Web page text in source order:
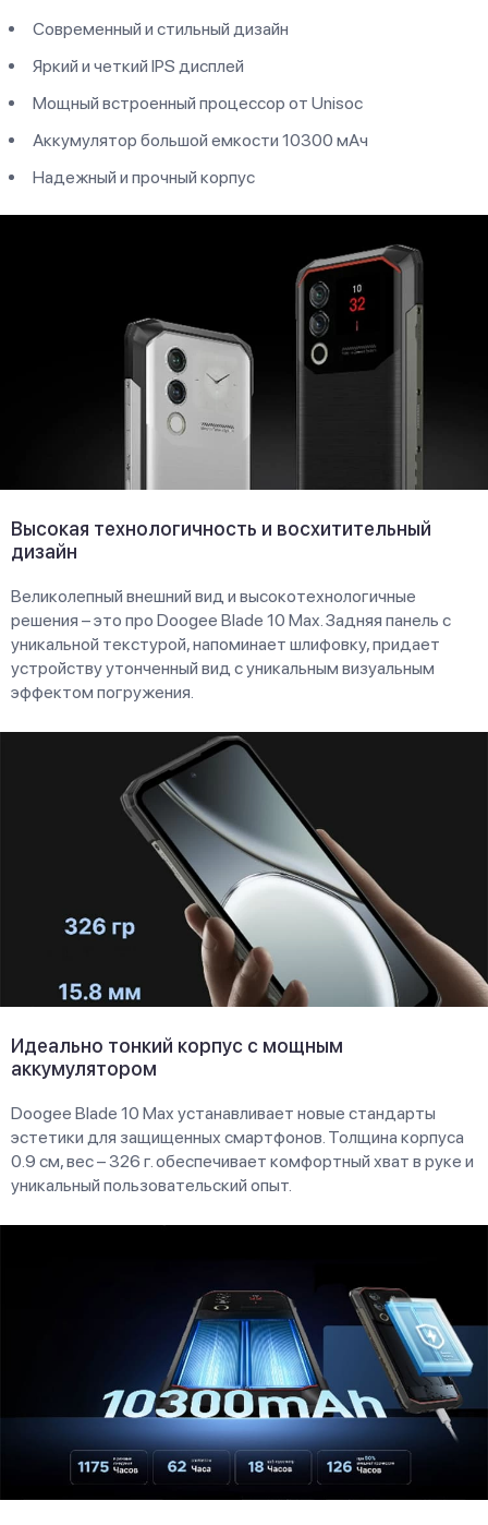
Современный и стильный дизайн
Яркий и четкий IPS дисплей
Мощный встроенный процессор от Unisoc
Аккумулятор большой емкости 10300 мАч
Надежный и прочный корпус
Высокая технологичность и восхитительный
дизайн
Великолепный внешний вид и высокотехнологичные
решения – это про Doogee Blade 10 Max. Задняя панель с
уникальной текстурой, напоминает шлифовку, придает
устройству утонченный вид с уникальным визуальным
эффектом погружения.
Идеально тонкий корпус с мощным
аккумулятором
Doogee Blade 10 Max устанавливает новые стандарты
эстетики для защищенных смартфонов. Толщина корпуса
0.9 см, вес – 326 г. обеспечивает комфортный хват в руке и
уникальный пользовательский опыт.